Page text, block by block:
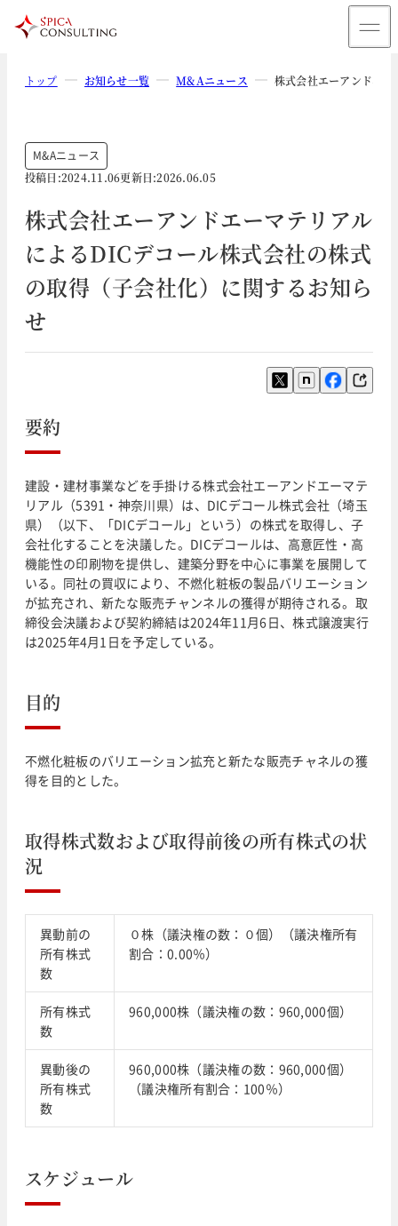
トップ お知らせ一覧 M&Aニュース 株式会社エーアンドエ
M&Aニュース
投稿日:2024.11.06更新日:2026.06.05
株式会社エーアンドエーマテリアル
によるDICデコール株式会社の株式
の取得（子会社化）に関するお知ら
せ
要約
建設・建材事業などを手掛ける株式会社エーアンドエーマテ
リアル（5391・神奈川県）は、DICデコール株式会社（埼玉
県）（以下、「DICデコール」という）の株式を取得し、子
会社化することを決議した。DICデコールは、高意匠性・高
機能性の印刷物を提供し、建築分野を中心に事業を展開して
いる。同社の買収により、不燃化粧板の製品バリエーション
が拡充され、新たな販売チャンネルの獲得が期待される。取
締役会決議および契約締結は2024年11月6日、株式譲渡実行
は2025年4月1日を予定している。
目的
不燃化粧板のバリエーション拡充と新たな販売チャネルの獲
得を目的とした。
取得株式数および取得前後の所有株式の状
況
異動前の
所有株式
数
０株（議決権の数：０個）（議決権所有
割合：0.00％）
所有株式
数
960,000株（議決権の数：960,000個）
異動後の
所有株式
数
960,000株（議決権の数：960,000個）
（議決権所有割合：100％）
スケジュール